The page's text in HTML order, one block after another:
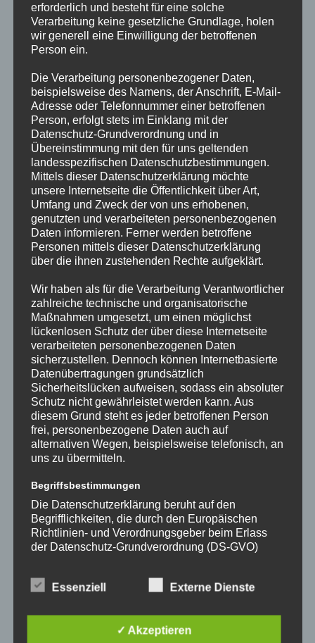
https://www.mopo.de/hamburg/polizei/schockfund-an-
alsterlauf-passant-findet-wasserleiche/
HILFELEISTUNG
WASSER
MENSCHENLEBEN
IN
GEFAHR
TECHNISCHE HILFELEISTUNG
WASSER MENSCHENLEBEN IN
GEFAHR
Eine weibliche Person wurde durch die Feuerwehr aus der
Alster gerettet und an den Rettungsdienst übergeben!
WeiterlesenTECHNISCHE
HILFELEISTUNG
MENSCHENLEBEN
IN
GEFAHR
TECHNISCHE HILFELEISTUNG
WASSER MENSCHENLEBEN IN
GEFAHR
An der genannten Einsatzadresse kenterte ein Ruderboot, die
Insassen konnten sich noch vor Eintreffen der Feuerwehr
eigenständig an Land begeben! Das Kleinboot der FF
Alsterdorf konnte den Einsatz noch auf der Anfahrt
WeiterlesenTECHNISCHE
HILFELEISTUNG
WASSER
MENSCHENLEBEN
IN
TECHNISCHE HILFELEISTUNG
WASSER MENSCHENLEBEN IN
GEFAHR
erforderlich und besteht für eine solche
Verarbeitung keine gesetzliche Grundlage, holen
wir generell eine Einwilligung der betroffenen
Person ein.
Die Verarbeitung personenbezogener Daten,
beispielsweise des Namens, der Anschrift, E-Mail-
Adresse oder Telefonnummer einer betroffenen
Person, erfolgt stets im Einklang mit der
Datenschutz-Grundverordnung und in
Übereinstimmung mit den für uns geltenden
landesspezifischen Datenschutzbestimmungen.
Mittels dieser Datenschutzerklärung möchte
unsere Internetseite die Öffentlichkeit über Art,
Umfang und Zweck der von uns erhobenen,
genutzten und verarbeiteten personenbezogenen
Daten informieren. Ferner werden betroffene
Personen mittels dieser Datenschutzerklärung
über die ihnen zustehenden Rechte aufgeklärt.
Wir haben als für die Verarbeitung Verantwortlicher
zahlreiche technische und organisatorische
Maßnahmen umgesetzt, um einen möglichst
lückenlosen Schutz der über diese Internetseite
verarbeiteten personenbezogenen Daten
sicherzustellen. Dennoch können Internetbasierte
Datenübertragungen grundsätzlich
Sicherheitslücken aufweisen, sodass ein absoluter
Schutz nicht gewährleistet werden kann. Aus
diesem Grund steht es jeder betroffenen Person
frei, personenbezogene Daten auch auf
alternativen Wegen, beispielsweise telefonisch, an
uns zu übermitteln.
Begriffsbestimmungen
Die Datenschutzerklärung beruht auf den
Begrifflichkeiten, die durch den Europäischen
Richtlinien- und Verordnungsgeber beim Erlass
der Datenschutz-Grundverordnung (DS-GVO)
soll sowohl für die Öffentlichkeit als auch für
unsere Kunden und Geschäftspartner einfach
gewährleisten, möchten wir vorab die verwendeten
Begrifflichkeiten erläutern.
Essenziell Externe Dienste
✓ Akzeptieren